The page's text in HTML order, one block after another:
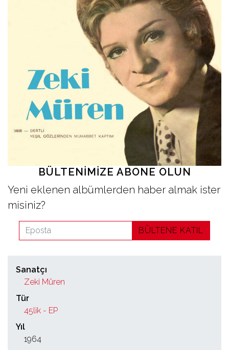
BÜLTENIMIZE ABONE OLUN
Yeni eklenen albümlerden haber almak ister
misiniz?
BÜLTENE KATIL
Sanatçı
Zeki Müren
Tür
45lik - EP
Yıl
1964